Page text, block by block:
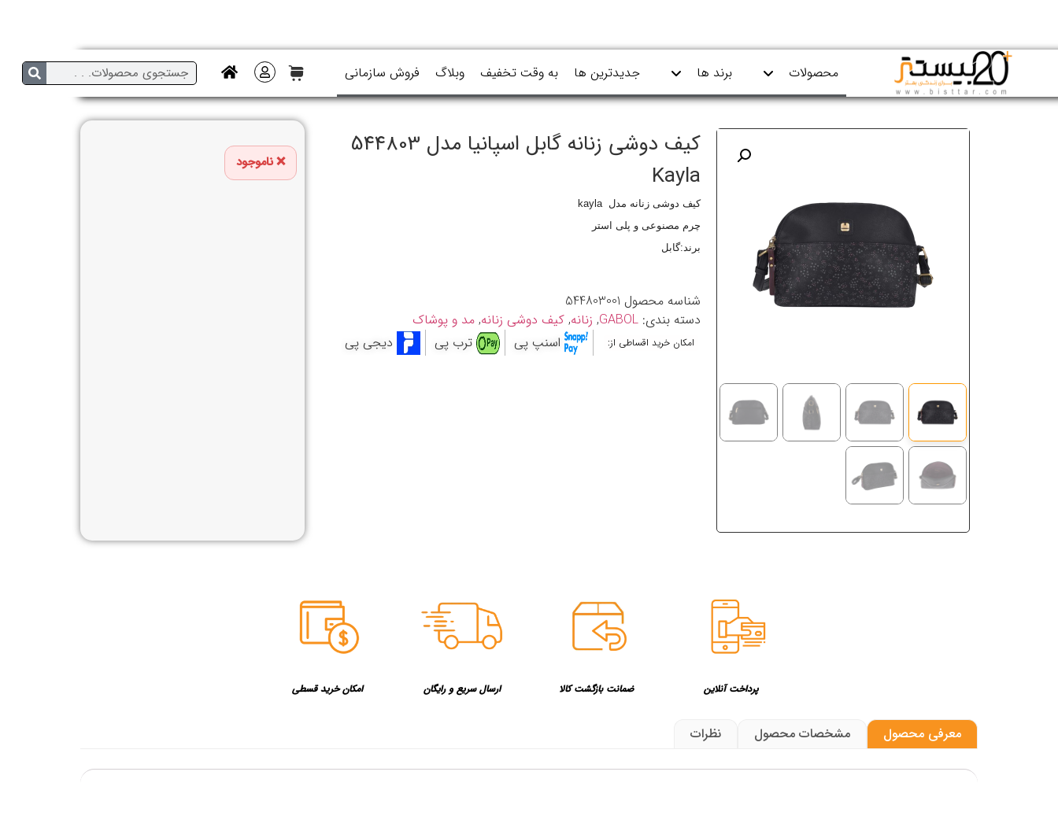
محصولات برند ها جدیدترین ها به وقت تخفیف وبلاگ فروش سازمانی
کیف دوشی زنانه گابل اسپانیا مدل 544803
Kayla
کیف دوشی زنانه مدلkayla
چرم مصنوعی و پلی استر
برند:گابل
شناسه محصول 544803001
دسته بندی: GABOL
, زنانه, کیف دوشی زنانه, مد و پوشاک
امکان خرید اقساطی از: اسنپ پی ترب پی دیجی پی
ناموجود
پرداخت آنلاین ضمانت بازگشت کالا ارسال سریع و رایگان امکان خرید قسطی
معرفی محصول مشخصات محصول نظرات